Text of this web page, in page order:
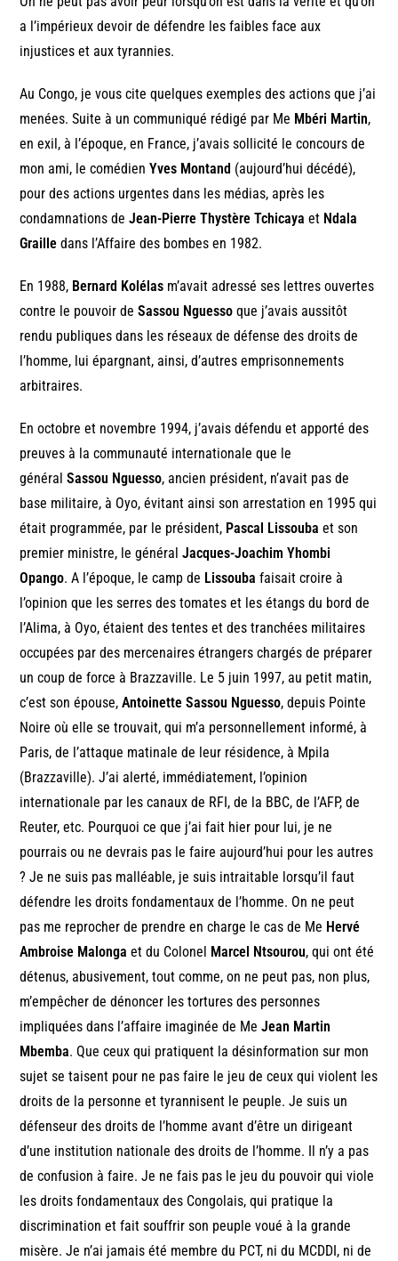
a l’impérieux devoir de défendre les faibles face aux
injustices et aux tyrannies.
Au Congo, je vous cite quelques exemples des actions que j’ai
menées. Suite à un communiqué rédigé par Me Mbéri Martin,
en exil, à l’époque, en France, j’avais sollicité le concours de
mon ami, le comédienYves Montand (aujourd’hui décédé),
pour des actions urgentes dans les médias, après les
condamnations deJean-Pierre Thystère Tchicaya et Ndala
Graille dans l’Affaire des bombes en 1982.
En 1988, Bernard Kolélas m’avait adressé ses lettres ouvertes
contre le pouvoir deSassou Nguesso que j’avais aussitôt
rendu publiques dans les réseaux de défense des droits de
l’homme, lui épargnant, ainsi, d’autres emprisonnements
arbitraires.
En octobre et novembre 1994, j’avais défendu et apporté des
preuves à la communauté internationale que le
généralSassou Nguesso, ancien président, n’avait pas de
base militaire, à Oyo, évitant ainsi son arrestation en 1995 qui
était programmée, par le président, Pascal Lissouba et son
premier ministre, le généralJacques-Joachim Yhombi
Opango. A l’époque, le camp de Lissouba faisait croire à
l’opinion que les serres des tomates et les étangs du bord de
l’Alima, à Oyo, étaient des tentes et des tranchées militaires
occupées par des mercenaires étrangers chargés de préparer
un coup de force à Brazzaville. Le 5 juin 1997, au petit matin,
c’est son épouse,Antoinette Sassou Nguesso, depuis Pointe
Noire où elle se trouvait, qui m’a personnellement informé, à
Paris, de l’attaque matinale de leur résidence, à Mpila
(Brazzaville). J’ai alerté, immédiatement, l’opinion
internationale par les canaux de RFI, de la BBC, de l’AFP, de
Reuter, etc. Pourquoi ce que j’ai fait hier pour lui, je ne
pourrais ou ne devrais pas le faire aujourd’hui pour les autres
? Je ne suis pas malléable, je suis intraitable lorsqu’il faut
défendre les droits fondamentaux de l’homme. On ne peut
pas me reprocher de prendre en charge le cas de Me Hervé
Ambroise Malonga et du Colonel Marcel Ntsourou, qui ont été
détenus, abusivement, tout comme, on ne peut pas, non plus,
m’empêcher de dénoncer les tortures des personnes
impliquées dans l’affaire imaginée de MeJean Martin
Mbemba. Que ceux qui pratiquent la désinformation sur mon
sujet se taisent pour ne pas faire le jeu de ceux qui violent les
droits de la personne et tyrannisent le peuple. Je suis un
défenseur des droits de l’homme avant d’être un dirigeant
d’une institution nationale des droits de l’homme. Il n’y a pas
de confusion à faire. Je ne fais pas le jeu du pouvoir qui viole
les droits fondamentaux des Congolais, qui pratique la
discrimination et fait souffrir son peuple voué à la grande
misère. Je n’ai jamais été membre du PCT, ni du MCDDI, ni de